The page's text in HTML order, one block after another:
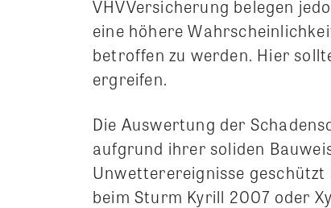
VHVVersicherung belegen
eine höhere
betroffen zu werden. Hier
ergreifen.
Die Auswertung der
aufgrund ihrer soliden
Unwetterereignisse geschützt
beim Sturm Kyrill 2007 oder